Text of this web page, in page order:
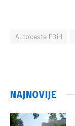
Autoceste FBiH
NAJNOVIJE